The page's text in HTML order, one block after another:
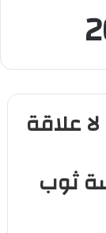
علاقة
ثوب